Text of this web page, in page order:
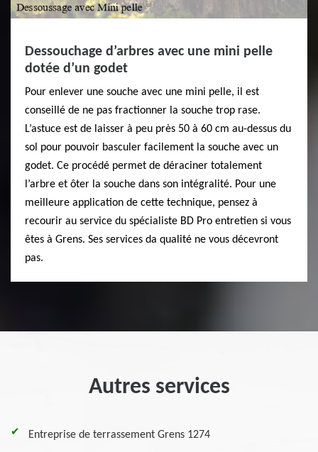
Dessouchage d’arbres avec une mini pelle
dotée d’un godet
Pour enlever une souche avec une mini pelle, il est
conseillé de ne pas fractionner la souche trop rase.
L’astuce est de laisser à peu près 50 à 60 cm au-dessus du
sol pour pouvoir basculer facilement la souche avec un
godet. Ce procédé permet de déraciner totalement
l’arbre et ôter la souche dans son intégralité. Pour une
meilleure application de cette technique, pensez à
recourir au service du spécialiste BD Pro entretien si vous
êtes à Grens. Ses services da qualité ne vous décevront
pas.
Autres services
Entreprise de terrassement Grens 1274